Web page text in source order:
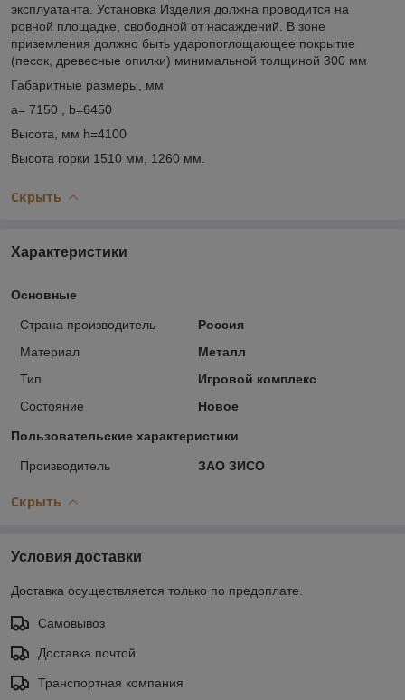
эксплуатанта. Установка Изделия должна проводится на
ровной площадке, свободной от насаждений. В зоне
приземления должно быть ударопоглощающее покрытие
(песок, древесные опилки) минимальной толщиной 300 мм
Габаритные размеры, мм
a= 7150 , b=6450
Высота, мм h=4100
Высота горки 1510 мм, 1260 мм.
Скрыть
Характеристики
Основные
Страна производитель
Россия
Материал
Металл
Тип
Игровой комплекс
Состояние
Новое
Пользовательские характеристики
Производитель ЗАО ЗИСО
Скрыть
Условия доставки
Доставка осуществляется только по предоплате.
Самовывоз
Доставка почтой
Транспортная компания